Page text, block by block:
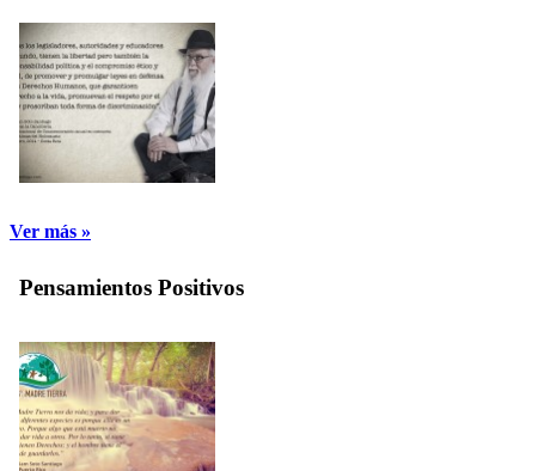
Ver más »
Pensamientos Positivos